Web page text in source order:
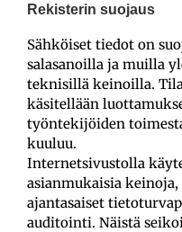
Rekisterin suojaus
Sähköiset tiedot on
salasanoilla ja muilla
teknisillä keinoilla.
käsitellään
työntekijöiden
kuuluu.
Internetsivustolla
asianmukaisia
ajantasaiset
auditointi. Näistä